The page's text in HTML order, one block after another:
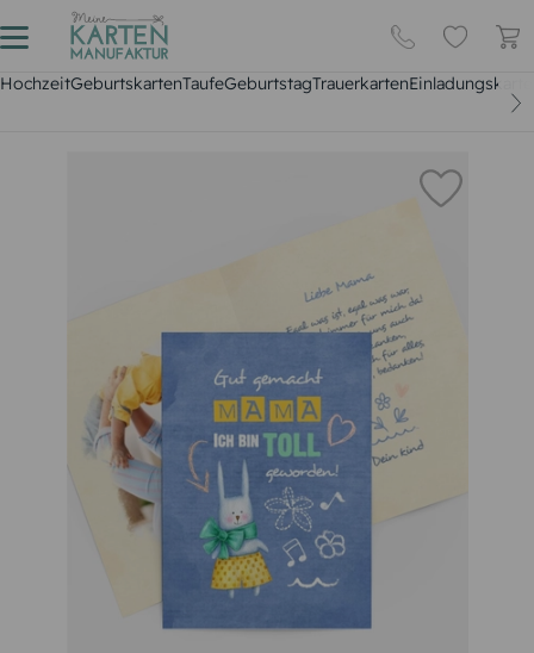
HochzeitGeburtskartenTaufeGeburtstagTrauerkarten